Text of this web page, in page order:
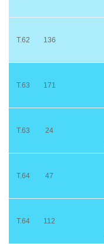
T.62 136
T.63 171
T.63 24
T.64 47
T.64 112